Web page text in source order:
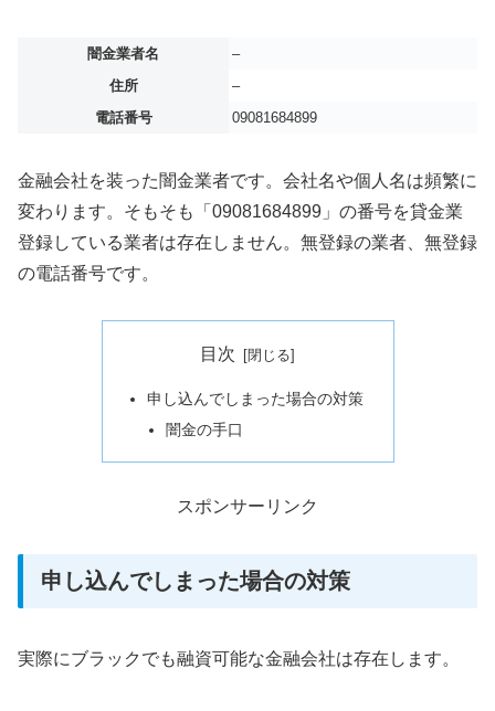
闇金業者名
–
住所
–
電話番号
09081684899
金融会社を装った闇金業者です。会社名や個人名は頻繁に
変わります。そもそも「09081684899」の番号を貸金業
登録している業者は存在しません。無登録の業者、無登録
の電話番号です。
目次
申し込んでしまった場合の対策
闇金の手口
スポンサーリンク
申し込んでしまった場合の対策
実際にブラックでも融資可能な金融会社は存在します。